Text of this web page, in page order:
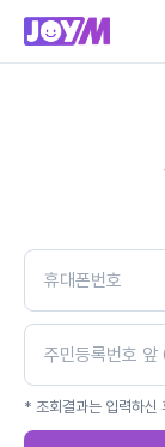
* 조회결과는 입력하신